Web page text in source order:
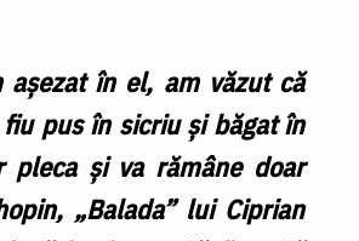
în el, am văzut că
pus în sicriu și băgat în
și va rămâne doar
„Balada” lui Ciprian